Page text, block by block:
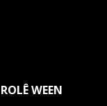
ROLÊ WEEN